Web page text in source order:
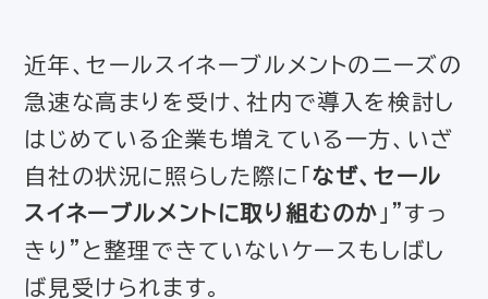
近年、セールスイネーブルメントのニーズの
急速な高まりを受け、社内で導入を検討し
はじめている企業も増えている一方、いざ
自社の状況に照らした際に「 なぜ、セール
スイネーブルメントに取り組むのか 」”すっ
きり”と整理できていないケースもしばし
ば見受けられます。